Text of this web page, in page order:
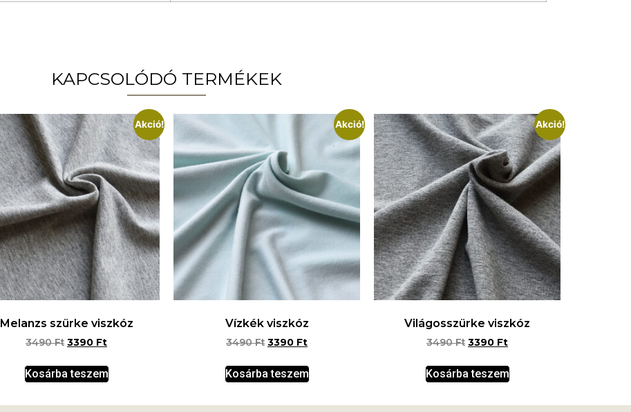
KAPCSOLÓDÓ TERMÉKEK
Akció!
Melanzs szürke viszkóz
3490Ft 3390 Ft
Kosárba teszem
Akció!
Vízkék viszkóz
3490Ft 3390 Ft
Kosárba teszem
Akció!
Világosszürke viszkóz
3490Ft 3390 Ft
Kosárba teszem